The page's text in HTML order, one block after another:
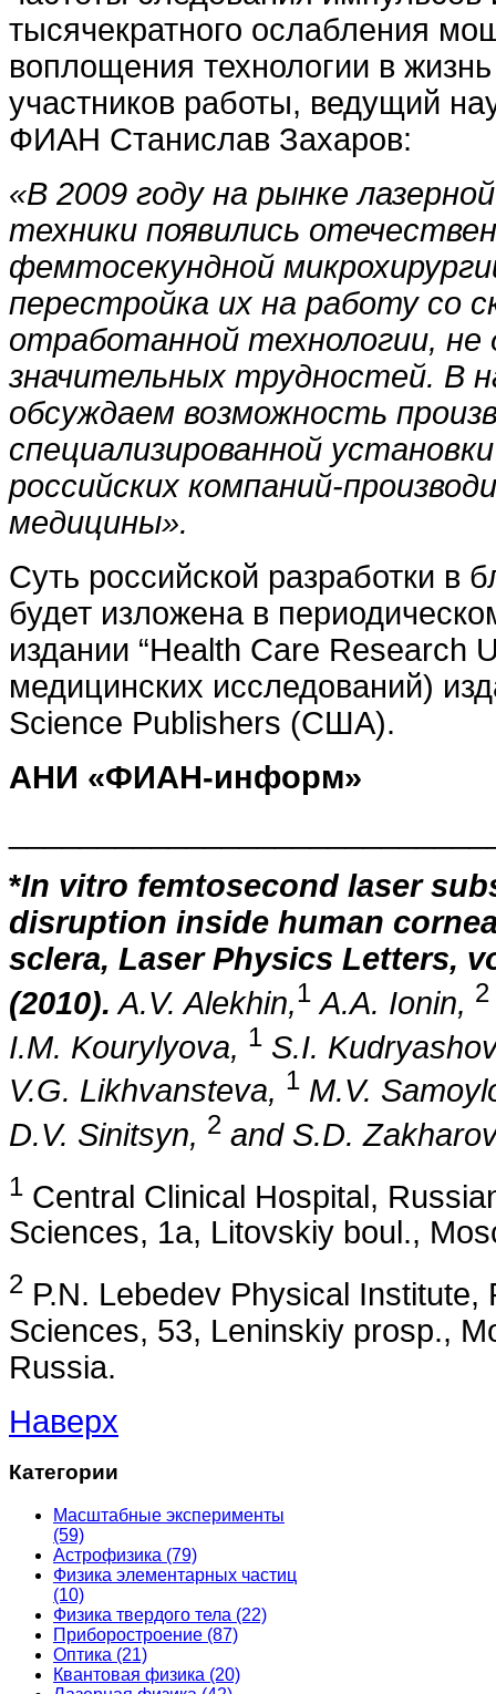
тысячекратного ослабления
воплощения технологии в
участников работы, ведущий
ФИАН Станислав Захаров:
«В 2009 году на рынке
техники появились
фемтосекундной
перестройка их на работу со
отработанной технологии, не
значительных трудностей. В
обсуждаем возможность
специализированной
российских компаний-
медицины».
Суть российской разработки в
будет изложена в
издании “Health Care Research
медицинских исследований)
Science Publishers (США).
АНИ «ФИАН-информ»
*In vitro femtosecond laser
disruption inside human
sclera, Laser Physics Letters,
(2010). A.V. Alekhin,1 A.A. Ionin, 2
I.M. Kourylyova, 1 S.I.
V.G. Likhvansteva, 1 M.V.
D.V. Sinitsyn, 2 and S.D.
1 Central Clinical Hospital,
Sciences, 1a, Litovskiy boul.,
2 P.N. Lebedev Physical Institute,
Sciences, 53, Leninskiy prosp.,
Russia.
Наверх
Категории
Масштабные эксперименты
(59)
Астрофизика (79)
Физика элементарных частиц
(10)
Физика твердого тела (22)
Приборостроение (87)
Оптика (21)
Квантовая физика (20)